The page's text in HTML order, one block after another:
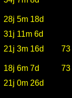
28j 5m 18d
31j 11m 6d
21j 3m 16d
73
18j 6m 7d
73
21j 0m 26d